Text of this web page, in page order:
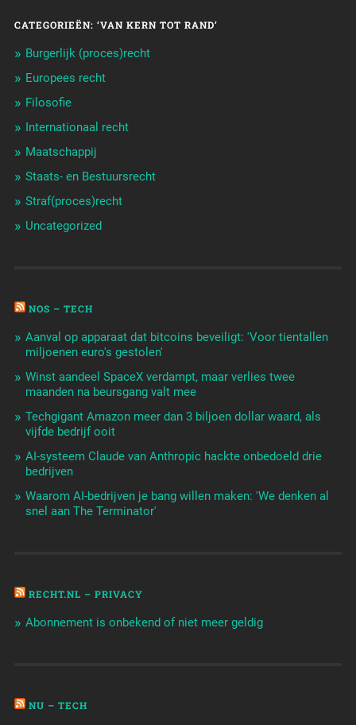
CATEGORIEËN: ‘VAN KERN TOT RAND’
Burgerlijk (proces)recht
Europees recht
Filosofie
Internationaal recht
Maatschappij
Staats- en Bestuursrecht
Straf(proces)recht
Uncategorized
NOS – TECH
Aanval op apparaat dat bitcoins beveiligt: 'Voor tientallen
miljoenen euro's gestolen'
Winst aandeel SpaceX verdampt, maar verlies twee
maanden na beursgang valt mee
Techgigant Amazon meer dan 3 biljoen dollar waard, als
vijfde bedrijf ooit
AI-systeem Claude van Anthropic hackte onbedoeld drie
bedrijven
Waarom AI-bedrijven je bang willen maken: 'We denken al
snel aan The Terminator'
RECHT.NL – PRIVACY
Abonnement is onbekend of niet meer geldig
NU – TECH